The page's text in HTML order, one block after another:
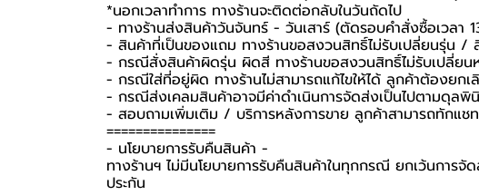
*นอกเวลาทำการ ทางร้านจะติดต่อกลับในวันถัดไป
- ทางร้านส่งสินค้าวันจันทร์ - วันเสาร์ (ตัดรอบคำสั่งซื้อเวลา
- สินค้าที่เป็นของแถม ทางร้านขอสงวนสิทธิ์ไม่รับเปลี่ยนรุ่น /
- กรณีสั่งสินค้าผิดรุ่น ผิดสี ทางร้านขอสงวนสิทธิ์ไม่รับเปลี่ยน
- กรณีใส่ที่อยู่ผิด ทางร้านไม่สามารถแก้ไขให้ได้ ลูกค้าต้องยกเ
- กรณีส่งเคลมสินค้าอาจมีค่าดำเนินการจัดส่งเป็นไปตามดุลพิ
- สอบถามเพิ่มเติม / บริการหลังการขาย ลูกค้าสามารถทักแช
===============
-️ นโยบายการรับคืนสินค้า -️
ทางร้านฯ ไม่มีนโยบายการรับคืนสินค้าในทุกกรณี ยกเว้นการ
ประกัน